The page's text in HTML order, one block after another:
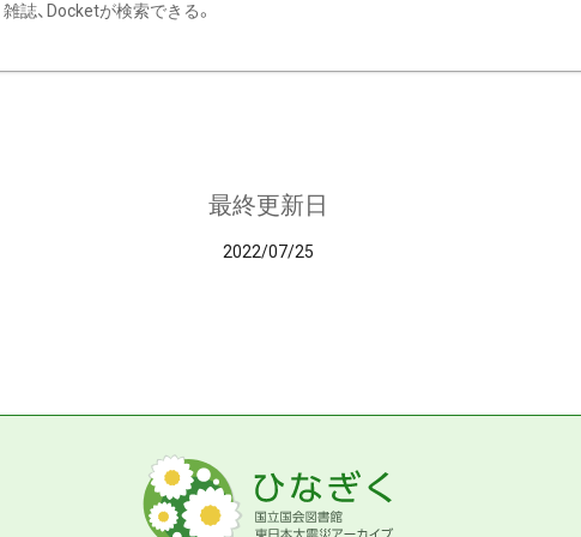
雑誌、Docketが検索できる。
最終更新日
2022/07/25